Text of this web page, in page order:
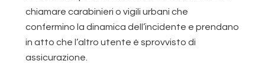
chiamare carabinieri o vigili urbani che
confermino la dinamica dell’incidente e prendano
in atto che l’altro utente è sprovvisto di
assicurazione.